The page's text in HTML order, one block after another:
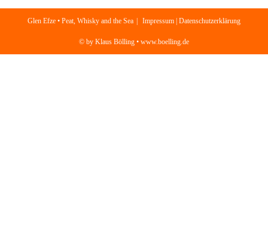
Glen Efze • Peat, Whisky and the Sea Impressum | Datenschutzerklärung
© by Klaus Bölling • www.boelling.de